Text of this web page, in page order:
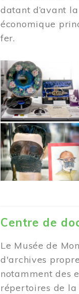
datant d’avant
économique
fer.
Centre de
Le Musée de
d'archives
notamment des
répertoires de la